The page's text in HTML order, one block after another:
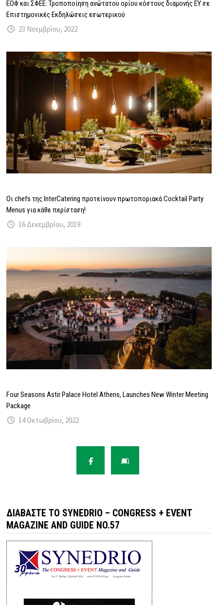
ΕΟΦ και ΣΦΕΕ: Τροποποίηση ανώτατου ορίου κόστους διαμονής ΕΥ σε
Επιστημονικές Εκδηλώσεις εσωτερικού
23 Νοεμβρίου, 2022
Oι chefs της InterCatering προτείνουν πρωτοποριακά Cocktail Party
Menus για κάθε περίσταση!
16 Δεκεμβρίου, 2019
Four Seasons Astir Palace Hotel Athens, Launches New Winter Meeting
Package
14 Οκτωβρίου, 2022
ΔΙΑΒΆΣΤΕ ΤΟ SYNEDRIO – CONGRESS + EVENT
MAGAZINE AND GUIDE NO.57